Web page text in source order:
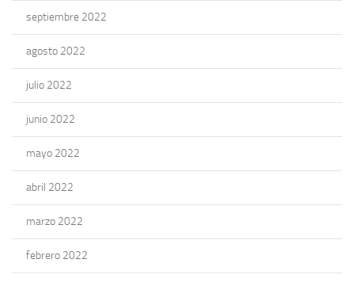
septiembre 2022
agosto 2022
julio 2022
junio 2022
mayo 2022
abril 2022
marzo 2022
febrero 2022